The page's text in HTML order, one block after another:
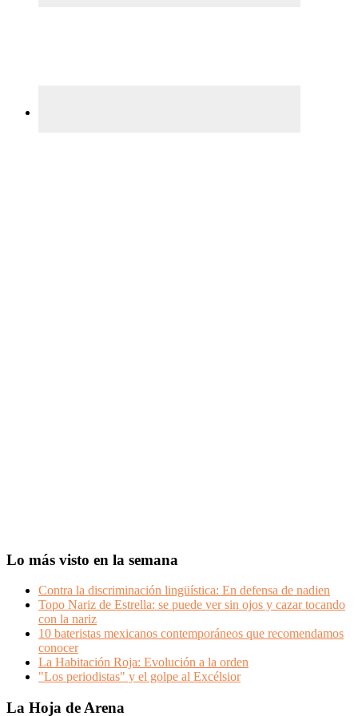
Lo más visto en la semana
Contra la discriminación lingüística: En defensa de nadien
Topo Nariz de Estrella: se puede ver sin ojos y cazar tocando
con la nariz
10 bateristas mexicanos contemporáneos que recomendamos
conocer
La Habitación Roja: Evolución a la orden
"Los periodistas" y el golpe al Excélsior
Footer
La Hoja de Arena